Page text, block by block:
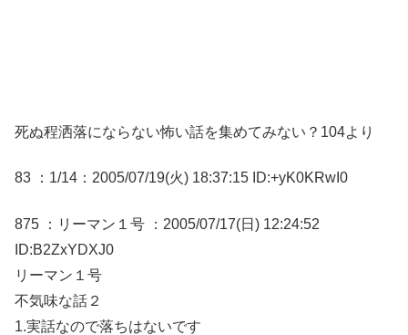
死ぬ程洒落にならない怖い話を集めてみない？104より
83 ：1/14：2005/07/19(火) 18:37:15 ID:+yK0KRwI0
875 ：リーマン１号 ：2005/07/17(日) 12:24:52
ID:B2ZxYDXJ0
リーマン１号
不気味な話２
1.実話なので落ちはないです